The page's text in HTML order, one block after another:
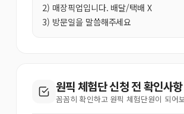
2) 매장픽업입니다. 배달/택배 X
3) 방문일을 말씀해주세요
원픽 체험단 신청 전 확인사항
꼼꼼히 확인하고 원픽 체험단원이 되어